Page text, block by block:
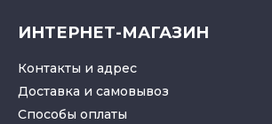
ИНТЕРНЕТ-МАГАЗИН
Контакты и адрес
Доставка и самовывоз
Способы оплаты